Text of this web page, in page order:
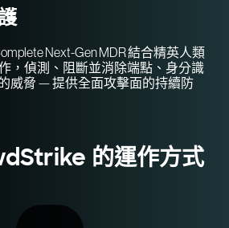
Next-Gen MDR 結合精英人類
，偵測、阻斷並消除端點、身分識
威脅 — 提供全面攻擊面的持續防
的運作方式